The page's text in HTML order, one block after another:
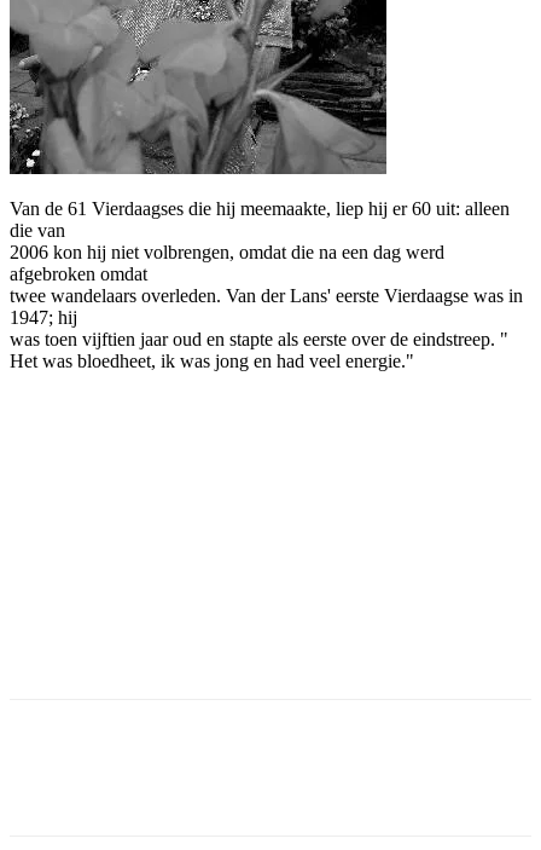
Van de 61 Vierdaagses die hij meemaakte, liep hij er 60 uit: alleen
die van
2006 kon hij niet volbrengen, omdat die na een dag werd
afgebroken omdat
twee wandelaars overleden. Van der Lans' eerste Vierdaagse was in
1947; hij
was toen vijftien jaar oud en stapte als eerste over de eindstreep. "
Het was bloedheet, ik was jong en had veel energie."